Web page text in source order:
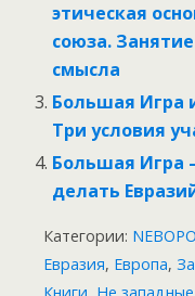
этическая
союза.
смысла
Большая Игра
Три условия
Большая Игра
делать
Категории:
Евразия, Европа,